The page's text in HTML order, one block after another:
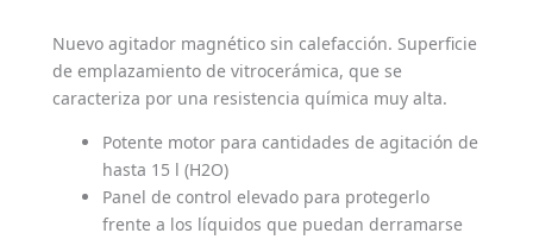
Nuevo agitador magnético sin calefacción. Superficie
de emplazamiento de vitrocerámica, que se
caracteriza por una resistencia química muy alta.
Potente motor para cantidades de agitación de
hasta 15 l (H2O)
Panel de control elevado para protegerlo
frente a los líquidos que puedan derramarse